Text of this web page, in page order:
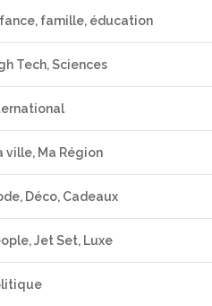
famille, éducation
Tech, Sciences
ville, Ma Région
Déco, Cadeaux
Jet Set, Luxe